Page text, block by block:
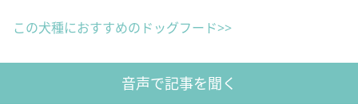
この犬種におすすめのドッグフード>>
音声で記事を聞く